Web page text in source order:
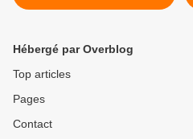
Hébergé par Overblog
Top articles
Pages
Contact